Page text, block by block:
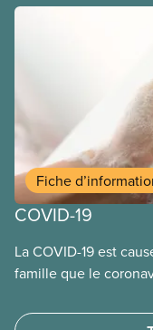
Fiche
COVID-19
La COVID-19 est
famille que le